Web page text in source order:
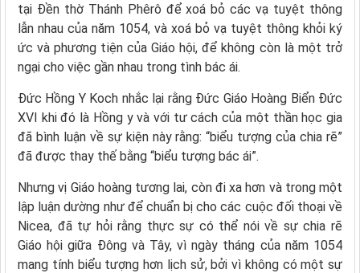
tại Đền thờ Thánh Phêrô để xoá bỏ các vạ tuyệt thông
lẫn nhau của năm 1054, và xoá bỏ vạ tuyệt thông khỏi ký
ức và phương tiện của Giáo hội, để không còn là một trở
ngại cho việc gần nhau trong tình bác ái.
Đức Hồng Y Koch nhắc lại rằng Đức Giáo Hoàng Biển Đức
XVI khi đó là Hồng y và với tư cách của một thần học gia
đã bình luận về sự kiện này rằng: “biểu tượng của chia rẽ”
đã được thay thế bằng “biểu tượng bác ái”.
Nhưng vị Giáo hoàng tương lai, còn đi xa hơn và trong một
lập luận dường như để chuẩn bị cho các cuộc đối thoại về
Nicea, đã tự hỏi rằng thực sự có thể nói về sự chia rẽ
Giáo hội giữa Đông và Tây, vì ngày tháng của năm 1054
mang tính biểu tượng hơn lịch sử, bởi vì không có một sự